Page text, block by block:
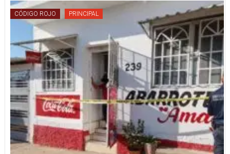
CÓDIGO ROJO PRINCIPAL